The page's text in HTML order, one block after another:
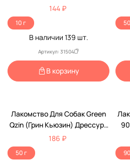
Дрессуры Б2-М 10г 4408
144 ₽
10 г
В наличии 139 шт.
Артикул: 31504
В корзину
Лакомство Для Собак Green
Qzin (Грин Кьюзин) Дрессура
№1 Train Treat Утка+Тунец 50г
186 ₽
50 г